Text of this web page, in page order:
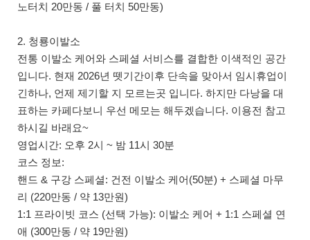
노터치 20만동 / 풀 터치 50만동)
2. 청룡이발소
전통 이발소 케어와 스페셜 서비스를 결합한 이색적인 공간
입니다. 현재 2026년 뗏기간이후 단속을 맞아서 임시휴업이
긴하나, 언제 제기할 지 모르는곳 입니다. 하지만 다낭을 대
표하는 카페다보니 우선 메모는 해두겠습니다. 이용전 참고
하시길 바래요~
영업시간: 오후 2시 ~ 밤 11시 30분
코스 정보:
핸드 & 구강 스페셜: 건전 이발소 케어(50분) + 스페셜 마무
리 (220만동 / 약 13만원)
1:1 프라이빗 코스 (선택 가능): 이발소 케어 + 1:1 스페셜 연
애 (300만동 / 약 19만원)